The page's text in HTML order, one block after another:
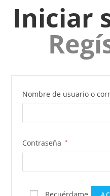
Iniciar
Nombre de usuario o
Contraseña *